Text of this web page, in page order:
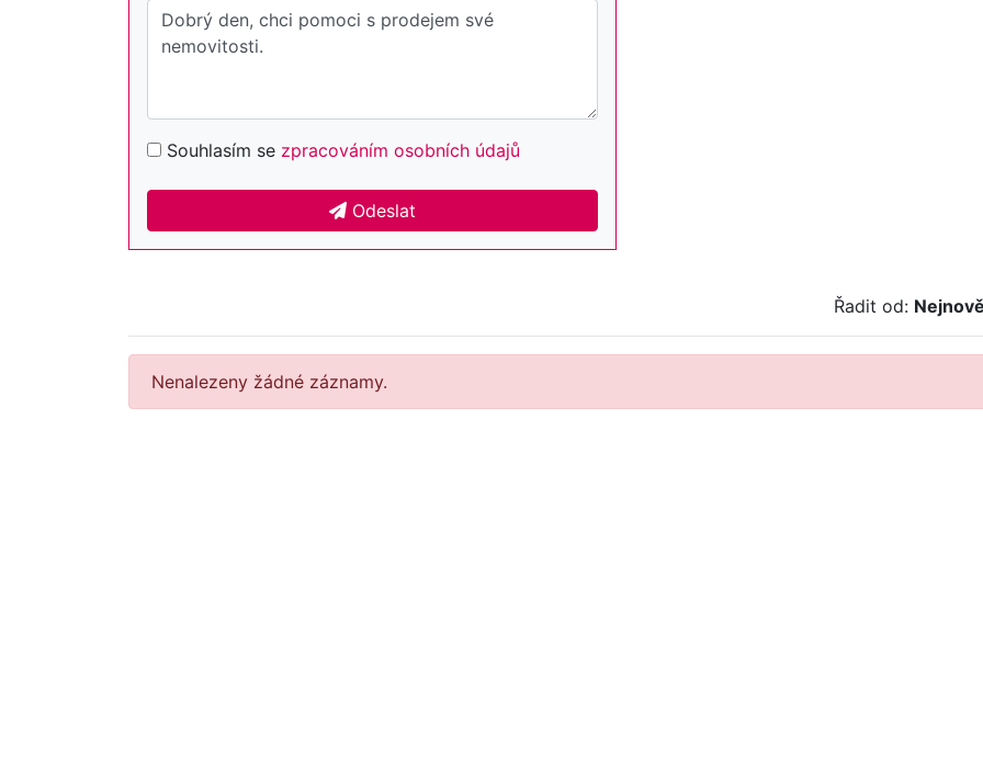
Souhlasím se zpracováním osobních údajů
Odeslat
Řadit od:
Nenalezeny žádné záznamy.